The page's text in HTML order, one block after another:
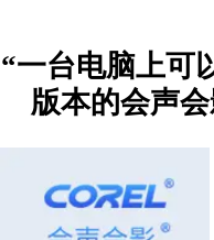
毫无压力，测试成功，可正常
win7判断电脑位数的方法：
Win7可以直接右键点击计算机
版本为32还是64位，如下图所示
“一台电脑上可
版本的会声